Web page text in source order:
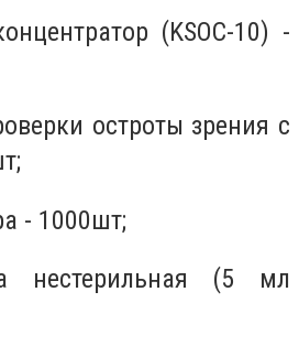
(KSOC-10) -
остроты зрения с
- 1000шт;
нестерильная (5 мл